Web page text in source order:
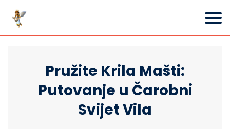
Pružite Krila Mašti:
Putovanje u Čarobni
Svijet Vila